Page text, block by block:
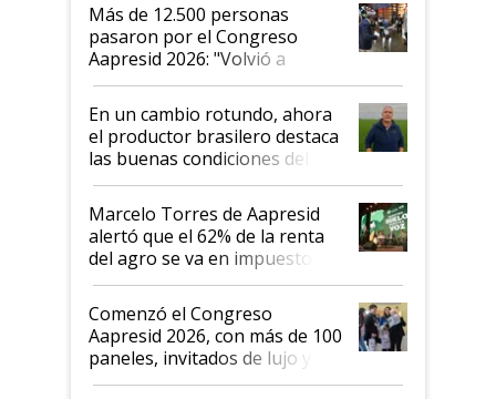
Más de 12.500 personas
pasaron por el Congreso
Aapresid 2026: "Volvió a
demostrar que hablar del
suelo es hablar de todo el
sistema productivo"
En un cambio rotundo, ahora
el productor brasilero destaca
las buenas condiciones del
agro argentino para invertir:
"Los veo más motivados"
Marcelo Torres de Aapresid
alertó que el 62% de la renta
del agro se va en impuestos:
"No es bueno que en
Argentina se sigan discutiendo
las mismas cosas de hace 50
años"
Comenzó el Congreso
Aapresid 2026, con más de 100
paneles, invitados de lujo y
todas las tendencias